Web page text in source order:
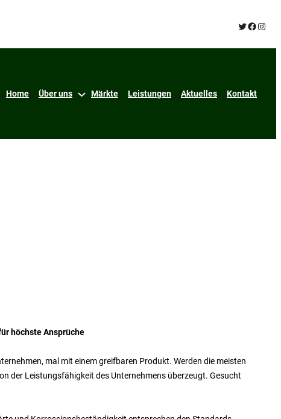
Twitter
Home Über uns Märkte Leistungen Aktuelles Kontakt
höchste Ansprüche
mal mit einem greifbaren Produkt. Werden die meisten
der Leistungsfähigkeit des Unternehmens überzeugt. Gesucht